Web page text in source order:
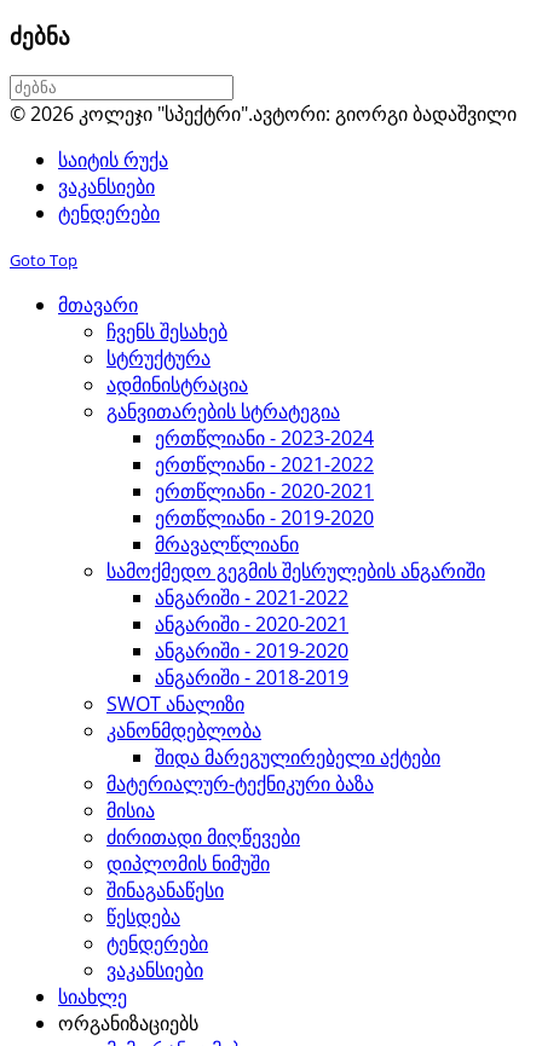
ძებნა
© 2026 კოლეჯი "სპექტრი".ავტორი: გიორგი ბადაშვილი
საიტის რუქა
ვაკანსიები
ტენდერები
Goto Top
მთავარი
ჩვენს შესახებ
სტრუქტურა
ადმინისტრაცია
განვითარების სტრატეგია
ერთწლიანი - 2023-2024
ერთწლიანი - 2021-2022
ერთწლიანი - 2020-2021
ერთწლიანი - 2019-2020
მრავალწლიანი
სამოქმედო გეგმის შესრულების ანგარიში
ანგარიში - 2021-2022
ანგარიში - 2020-2021
ანგარიში - 2019-2020
ანგარიში - 2018-2019
SWOT ანალიზი
კანონმდებლობა
შიდა მარეგულირებელი აქტები
მატერიალურ-ტექნიკური ბაზა
მისია
ძირითადი მიღწევები
დიპლომის ნიმუში
შინაგანაწესი
წესდება
ტენდერები
ვაკანსიები
სიახლე
ორგანიზაციებს